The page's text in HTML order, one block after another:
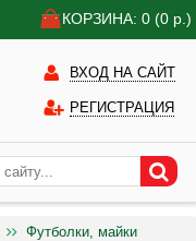
КОРЗИНА: 0 (0 р.)
ВХОД НА САЙТ
РЕГИСТРАЦИЯ
Футболки, майки